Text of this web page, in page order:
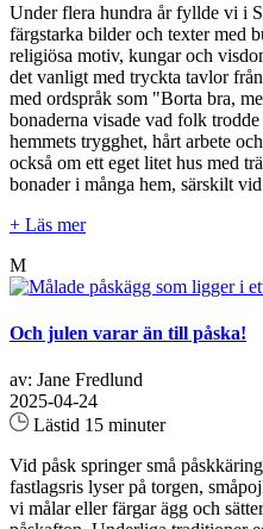
Under flera hundra år fyllde vi i
färgstarka bilder och texter med
religiösa motiv, kungar och
det vanligt med tryckta tavlor
med ordspråk som "Borta bra,
bonaderna visade vad folk
hemmets trygghet, hårt arbete
också om ett eget litet hus med
bonader i många hem, särskilt
+ Läs mer
M
Och julen varar än till påska!
av: Jane Fredlund
2025-04-24
Lästid 15 minuter
Vid påsk springer små
fastlagsris lyser på torgen,
vi målar eller färgar ägg och